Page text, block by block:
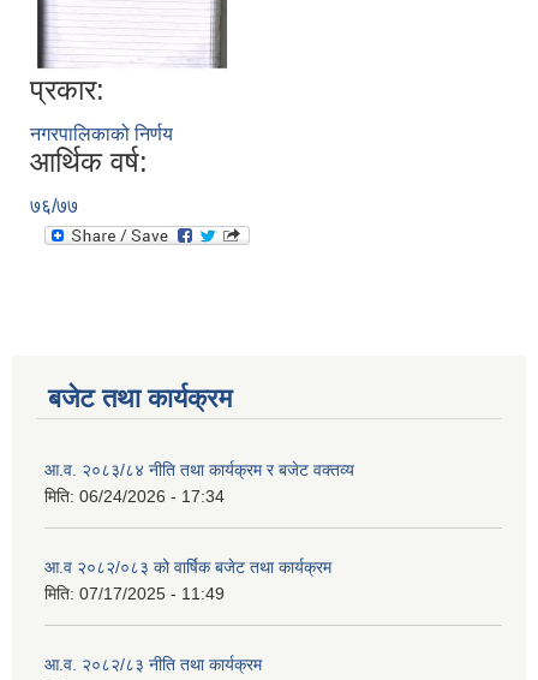
प्रकार:
नगरपालिकाको निर्णय
आर्थिक वर्ष:
७६/७७
बजेट तथा कार्यक्रम
आ.व. २०८३/८४ नीति तथा कार्यक्रम र बजेट वक्तव्य
मिति: 06/24/2026 - 17:34
आ.व २०८२/०८३ को वार्षिक बजेट तथा कार्यक्रम
मिति: 07/17/2025 - 11:49
आ.व. २०८२/८३ नीति तथा कार्यक्रम